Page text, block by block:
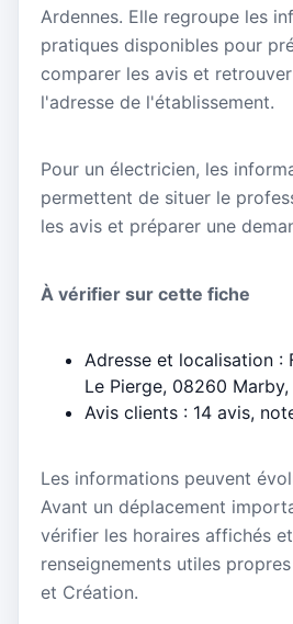
Ardennes. Elle regroupe les
pratiques disponibles pour
comparer les avis et
l'adresse de l'établissement.
Pour un électricien, les
permettent de situer le
les avis et préparer une
À vérifier sur cette fiche
Adresse et localisation :
Le Pierge, 08260 Marby,
Avis clients : 14 avis,
Les informations peuvent
Avant un déplacement
vérifier les horaires affichés
renseignements utiles
et Création.